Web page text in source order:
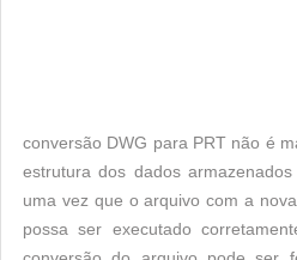
conversão DWG para PRT não é
estrutura dos dados
uma vez que o arquivo com a
possa ser executado